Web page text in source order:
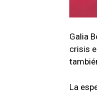
Galia
crisis
La